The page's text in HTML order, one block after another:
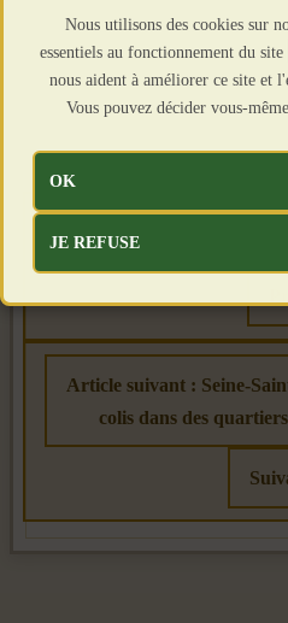
Article précédent : La
Article suivant : Seine-
colis dans des
Nous utilisons des cookies sur
essentiels au fonctionnement du site
nous aident à améliorer ce site et
Vous pouvez décider vous-
OK
JE REFUSE